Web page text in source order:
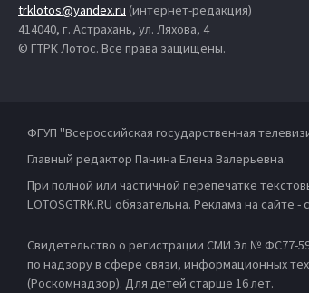
trklotos@yandex.ru (интернет-редакция)
414040, г. Астрахань, ул. Ляхова, 4
© ГТРК Лотос. Все права защищены.
ФГУП "Всероссийская государственная
Главный редактор Панина Елена Валерьевна.
При полной или частичной перепечатке
LOTOSGTRK.RU обязательна. Реклама на сайте
Свидетельство о регистрации СМИ Эл № ФС77-
по надзору в сфере связи, информационных
(Роскомнадзор). Для детей старше 16 лет.